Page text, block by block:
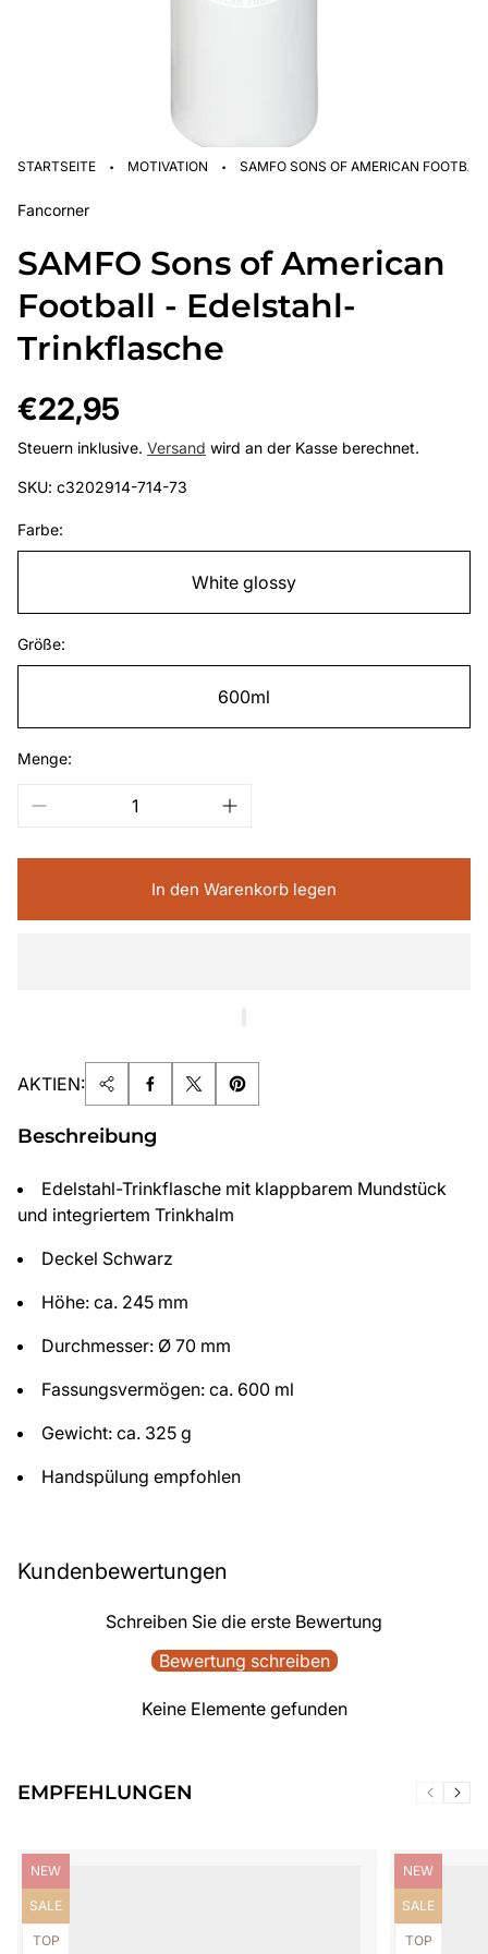
STARTSEITE · MOTIVATION · SAMFO SONS OF AMERICAN
Fancorner
SAMFO Sons of American
Football - Edelstahl-
Trinkflasche
Regulärer
Preis
€22,95
Steuern inklusive. Versand wird an der Kasse berechnet.
SKU: c3202914-714-73
Farbe:
White glossy
Größe:
600ml
Menge:
In den Warenkorb legen
AKTIEN:
Beschreibung
Edelstahl-Trinkflasche mit klappbarem Mundstück
und integriertem Trinkhalm
Deckel Schwarz
Höhe: ca. 245 mm
Durchmesser: Ø 70 mm
Fassungsvermögen: ca. 600 ml
Gewicht: ca. 325 g
Handspülung empfohlen
Kundenbewertungen
Schreiben Sie die erste Bewertung
Bewertung schreiben
Keine Elemente gefunden
EMPFEHLUNGEN
Produktbezeichnung:
NEW
Produktbezeichnung:
SALE
Produktbezeichnung:
TOP
NEW
SALE
TOP